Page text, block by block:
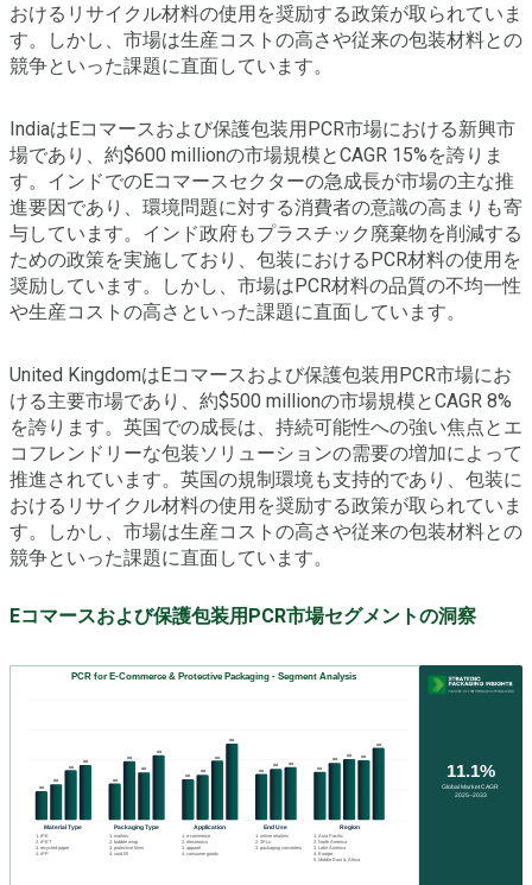
おけるリサイクル材料の使用を奨励する政策が取られていま
す。しかし、市場は生産コストの高さや従来の包装材料との
競争といった課題に直面しています。
IndiaはEコマースおよび保護包装用PCR市場における新興市
場であり、約$600 millionの市場規模とCAGR 15%を誇りま
す。インドでのEコマースセクターの急成長が市場の主な推
進要因であり、環境問題に対する消費者の意識の高まりも寄
与しています。インド政府もプラスチック廃棄物を削減する
ための政策を実施しており、包装におけるPCR材料の使用を
奨励しています。しかし、市場はPCR材料の品質の不均一性
や生産コストの高さといった課題に直面しています。
United KingdomはEコマースおよび保護包装用PCR市場にお
ける主要市場であり、約$500 millionの市場規模とCAGR 8%
を誇ります。英国での成長は、持続可能性への強い焦点とエ
コフレンドリーな包装ソリューションの需要の増加によって
推進されています。英国の規制環境も支持的であり、包装に
おけるリサイクル材料の使用を奨励する政策が取られていま
す。しかし、市場は生産コストの高さや従来の包装材料との
競争といった課題に直面しています。
Eコマースおよび保護包装用PCR市場セグメントの洞察